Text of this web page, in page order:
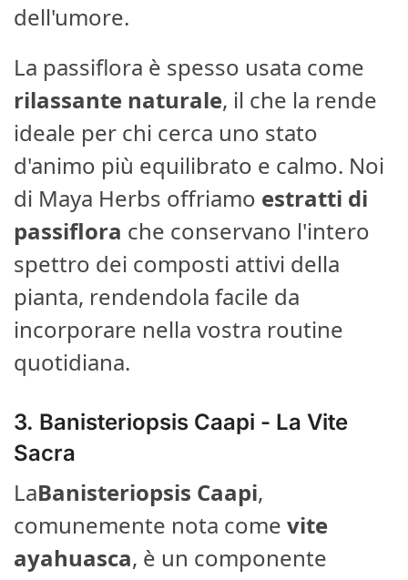
dell'umore.
La passiflora è spesso usata come
rilassante naturale, il che la rende
ideale per chi cerca uno stato
d'animo più equilibrato e calmo. Noi
di Maya Herbs offriamo estratti di
passiflora che conservano l'intero
spettro dei composti attivi della
pianta, rendendola facile da
incorporare nella vostra routine
quotidiana.
3. Banisteriopsis Caapi - La Vite
Sacra
LaBanisteriopsis Caapi,
comunemente nota come vite
ayahuasca, è un componente